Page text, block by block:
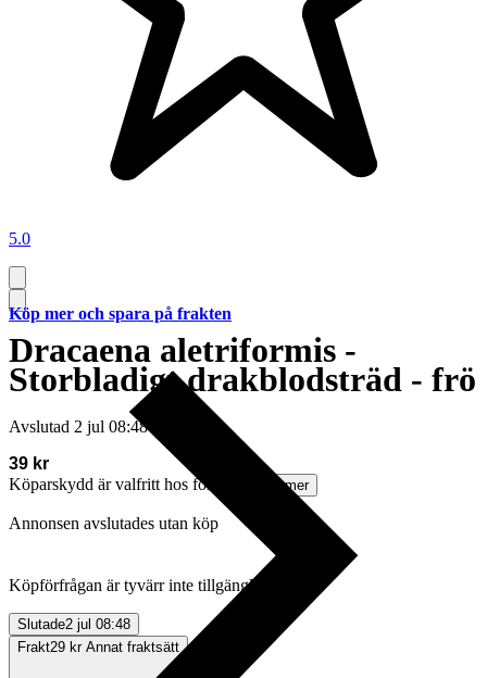
5.0
Dracaena aletriformis -
Storbladigt drakblodsträd - frö
Avslutad 2 jul 08:48
39 kr
Köparskydd är valfritt hos företag.
Läs mer
Annonsen avslutades utan köp
Köpförfrågan är tyvärr inte tillgänglig.
Slutade2 jul 08:48
Frakt29 kr Annat fraktsätt
Köp mer och spara på frakten